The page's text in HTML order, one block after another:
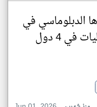
الدبلوماسي في
إفريقيا بافتتاح ممثليات في 4 دول